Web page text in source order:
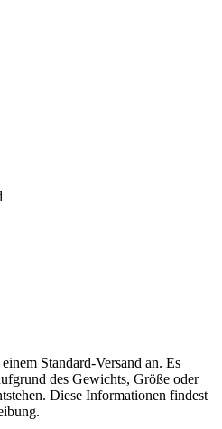
Standard-Versand an. Es
des Gewichts, Größe oder
Diese Informationen findest